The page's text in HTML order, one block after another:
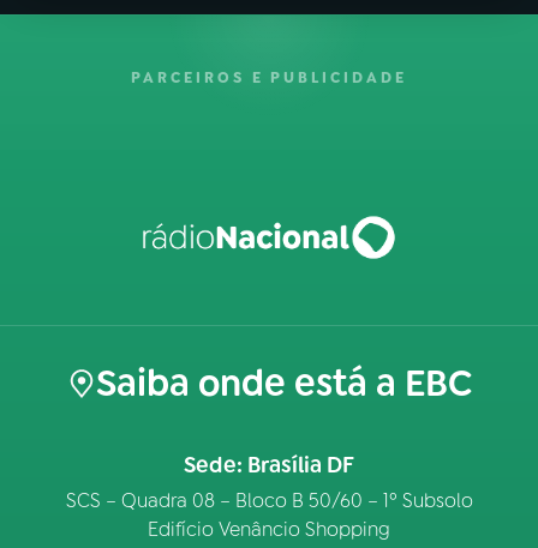
PARCEIROS E PUBLICIDADE
Saiba onde está a EBC
Sede: Brasília DF
SCS – Quadra 08 – Bloco B 50/60 – 1º Subsolo
Edifício Venâncio Shopping